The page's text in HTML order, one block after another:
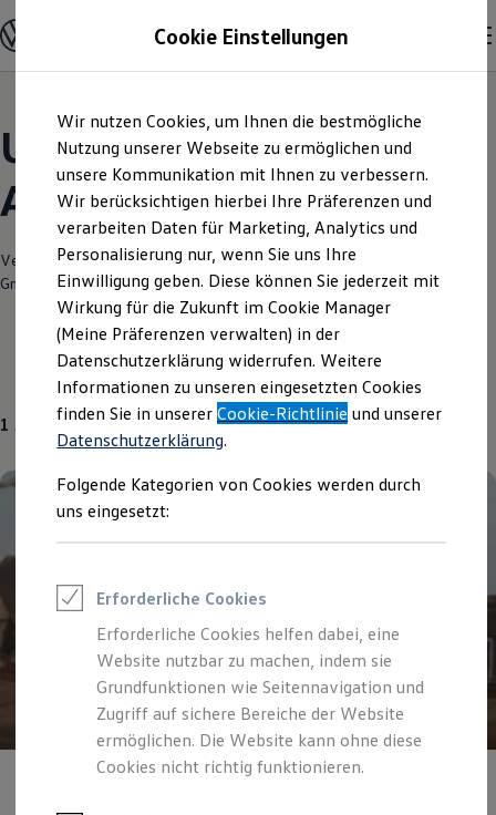
Hauptinhalt
springen
Footer
springen
Modelle und Konfigurator
Konfigurator
Modelle vergleichen
Elektroautos
ENERGY Sondermodelle
Nutzfahrzeuge
SUV und CUV
Familienautos
Kombis
Kompaktwagen
Sportwagen
Schnell verfügbare Fahrzeuge
Angebote und Produkte
Aktuelle Angebote
E-Auto-Förderung
Volkswagen Marktplatz
Die ENERGY Sondermodelle
Junge Gebrauchtwagen und Gebrauchtwagen
Volkswagen Zertifizierte Gebrauchtwagen
Elektromobilität bei Gebrauchtwagen
Saisonangebote
Reifenpakete
Leasing
Leasing-Angebote
Elektroauto Leasing
Kleinwagen-Leasing
Leasing ohne Anzahlung
Finanzierung
Autokredit mit Schlussrate
Versicherungen und Garantien
Kfz-Versicherung
Restschuldversicherungen
Garantien
Unsere aktuellen
Angebote und mehr
Verantwortlich für die Inhalte auf dieser Seite ist die Autohaus Böhme
GmbH
Impressum & Rechtliches)
1 Angebot
in der vierten
Cookie Einstellungen
Wir nutzen Cookies, um Ihnen die bestmögliche
Nutzung unserer Webseite zu ermöglichen und
unsere Kommunikation mit Ihnen zu verbessern.
Wir berücksichtigen hierbei Ihre Präferenzen und
verarbeiten Daten für Marketing, Analytics und
Personalisierung nur, wenn Sie uns Ihre
Einwilligung geben. Diese können Sie jederzeit mit
Wirkung für die Zukunft im Cookie Manager
(Meine Präferenzen verwalten) in der
Datenschutzerklärung widerrufen. Weitere
Informationen zu unseren eingesetzten Cookies
finden Sie in unsererCookie-Richtlinie und unserer
Datenschutzerklärung.
Folgende Kategorien von Cookies werden durch
uns eingesetzt:
Erforderliche Cookies
Erforderliche Cookies helfen dabei, eine
Website nutzbar zu machen, indem sie
Grundfunktionen wie Seitennavigation und
Zugriff auf sichere Bereiche der Website
ermöglichen. Die Website kann ohne diese
Cookies nicht richtig funktionieren.